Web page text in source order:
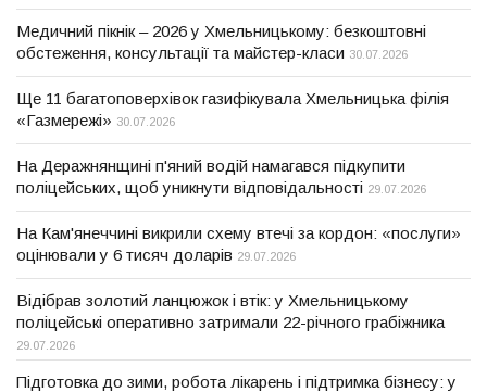
Медичний пікнік – 2026 у Хмельницькому: безкоштовні
обстеження, консультації та майстер-класи 30.07.2026
Ще 11 багатоповерхівок газифікувала Хмельницька філія
«Газмережі» 30.07.2026
На Деражнянщині п'яний водій намагався підкупити
поліцейських, щоб уникнути відповідальності 29.07.2026
На Кам'янеччині викрили схему втечі за кордон: «послуги»
оцінювали у 6 тисяч доларів 29.07.2026
Відібрав золотий ланцюжок і втік: у Хмельницькому
поліцейські оперативно затримали 22-річного грабіжника
29.07.2026
Підготовка до зими, робота лікарень і підтримка бізнесу: у